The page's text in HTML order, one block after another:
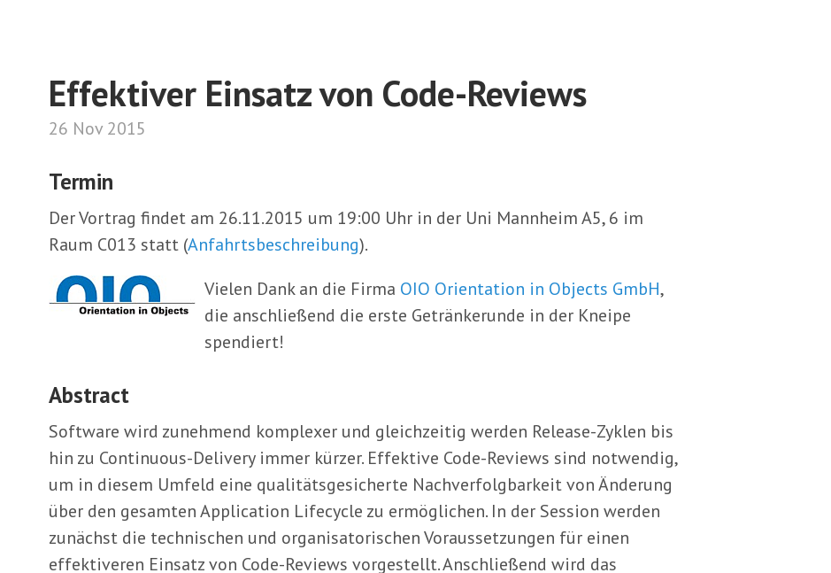
Effektiver Einsatz von Code-Reviews
26 Nov 2015
Termin
Der Vortrag findet am 26.11.2015 um 19:00 Uhr in der Uni Mannheim A5, 6 im
Raum C013 statt (Anfahrtsbeschreibung).
Vielen Dank an die Firma OIO Orientation in Objects GmbH,
die anschließend die erste Getränkerunde in der Kneipe
spendiert!
Abstract
Software wird zunehmend komplexer und gleichzeitig werden Release-Zyklen bis
hin zu Continuous-Delivery immer kürzer. Effektive Code-Reviews sind notwendig,
um in diesem Umfeld eine qualitätsgesicherte Nachverfolgbarkeit von Änderung
über den gesamten Application Lifecycle zu ermöglichen. In der Session werden
zunächst die technischen und organisatorischen Voraussetzungen für einen
effektiveren Einsatz von Code-Reviews vorgestellt. Anschließend wird das